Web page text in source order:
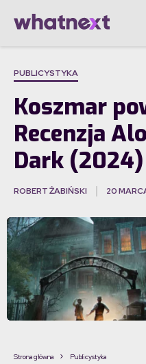
PUBLICYSTYKA
Koszmar
Recenzja
Dark (2024)
ROBERT ŻABIŃSKI 20
Strona główna Publicystyka